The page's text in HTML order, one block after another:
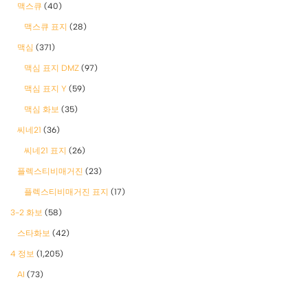
맥스큐 (40)
맥스큐 표지 (28)
맥심 (371)
맥심 표지 DMZ (97)
맥심 표지 Y (59)
맥심 화보 (35)
씨네21 (36)
씨네21 표지 (26)
플렉스티비매거진 (23)
플렉스티비매거진 표지 (17)
3-2 화보 (58)
스타화보 (42)
4 정보 (1,205)
AI (73)